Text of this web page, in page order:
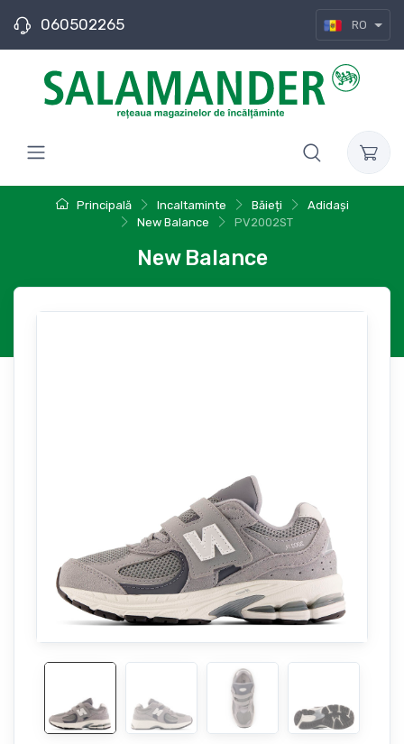
060502265 RO
Principală Incaltaminte Băieți
Adidași
New Balance
PV2002ST
New Balance